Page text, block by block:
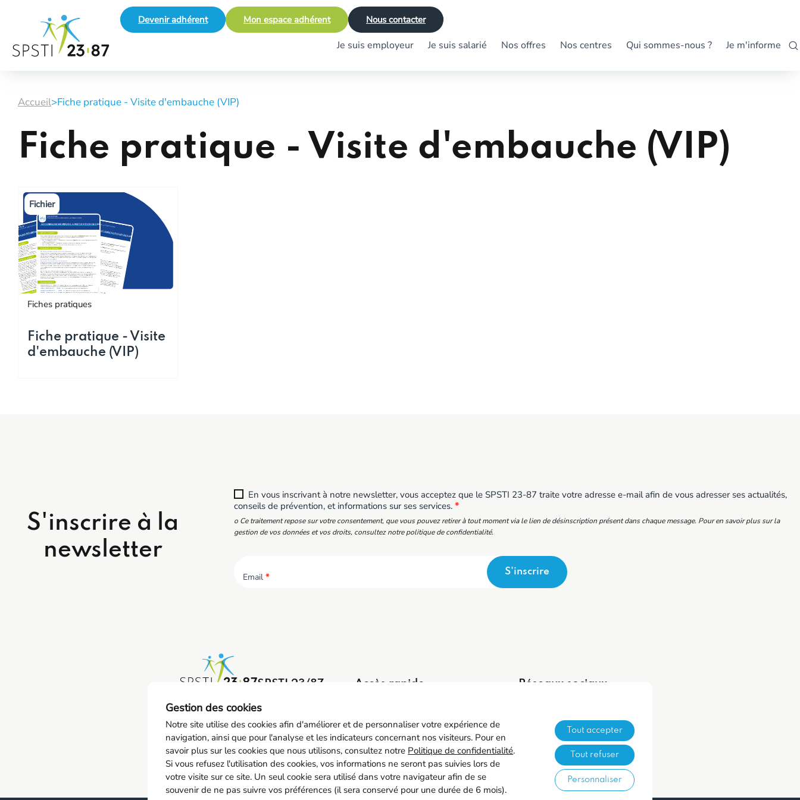
Devenir adhérent Mon espace adhérent Nous contacter
Je suis employeur Je suis salarié Nos offres Nos centres Qui sommes-nous ? Je m'informe
Accueil>Fiche pratique - Visite d'embauche (VIP)
Fiche pratique - Visite d'embauche (VIP)
Fiches pratiques
Fiche pratique - Visite
d'embauche (VIP)
S'inscrire à la
newsletter
En vous inscrivant à notre newsletter, vous acceptez que le SPSTI 23-87 traite votre adresse e-mail afin de vous adresser ses actualités,
conseils de prévention, et informations sur ses services.*
o Ce traitement repose sur votre consentement, que vous pouvez retirer à tout moment via le lien de désinscription présent dans chaque message. Pour en savoir plus sur la
gestion de vos données et vos droits, consultez notre politique de confidentialité.
Email* S'inscrire
SPSTI 23/87
contact@spsti23-87.fr
Accès rapide
Adhérer
Mon espace adhérent
Instance Représentative du Personnel
Réseaux sociaux
Gestion des cookies
Notre site utilise des cookies afin d'améliorer et de personnaliser votre expérience de
navigation, ainsi que pour l'analyse et les indicateurs concernant nos visiteurs. Pour en
savoir plus sur les cookies que nous utilisons, consultez notre Politique de confidentialité.
Si vous refusez l'utilisation des cookies, vos informations ne seront pas suivies lors de
votre visite sur ce site. Un seul cookie sera utilisé dans votre navigateur afin de se
souvenir de ne pas suivre vos préférences (il sera conservé pour une durée de 6 mois).
Tout accepter
Tout refuser
Personnaliser